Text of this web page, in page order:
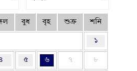
বুধ বৃহ শুক্র শনি
১
৫ ৬ ৭ ৮